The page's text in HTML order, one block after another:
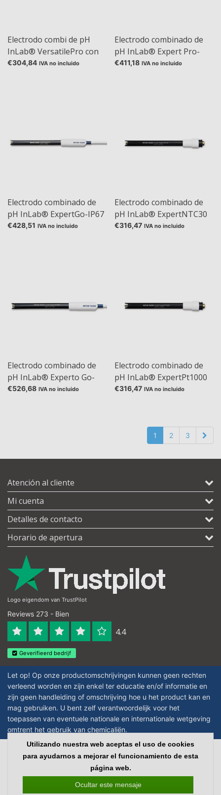
Electrodo combi de pH
InLab® VersatilePro con
sensor de temperatura
€304,84 IVA no incluido
Electrodo combinado de
pH InLab® Expert Pro-
ISM® con tecnología
€411,18 IVA no incluido
Electrodo combinado de
pH InLab® ExpertGo-IP67
con protección IP67
€428,51 IVA no incluido
Electrodo combinado de
pH InLab® ExpertNTC30
con sensor de
€316,47 IVA no incluido
Electrodo combinado de
pH InLab® Experto Go-
ISM® con tecnología
€526,68 IVA no incluido
Electrodo combinado de
pH InLab® ExpertPt1000
con sensor de
€316,47 IVA no incluido
1 2 3
Atención al cliente
Mi cuenta
Detalles de contacto
Horario de apertura
Logo eigendom van TrustPilot
Reviews 273 - Bien
4.4
Geverifieerd bedrijf
Let op! Op onze productomschrijvingen kunnen geen rechten
verleend worden en zijn enkel ter educatie en/of informatie en
zijn geen handleiding of omschrijving hoe u het product kan en
mag gebruiken. U bent zelf verantwoordelijk voor het
toepassen van eventuele nationale en internationale wetgeving
omtrent het gebruik van chemicaliën.
baratos - All rights reserved - Theme byInStijl Media | Todos los precios no
Utilizando nuestra web aceptas el uso de cookies
para ayudarnos a mejorar el funcionamiento de esta
página web.
Ocultar este mensaje